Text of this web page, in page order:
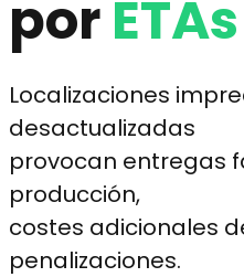
por
Localizaciones
desactualizadas
provocan entregas
producción,
costes adicionales
penalizaciones.